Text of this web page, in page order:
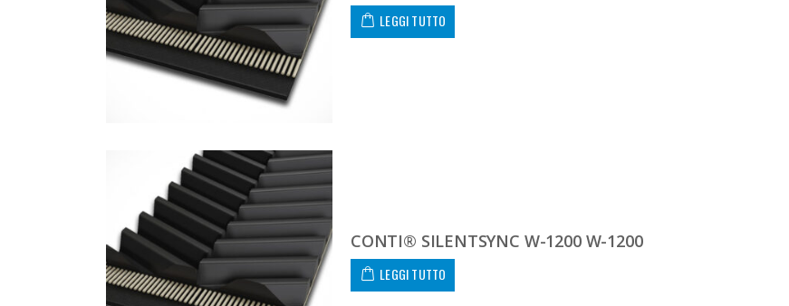
LEGGI TUTTO
CONTI® SILENTSYNC W-1200 W-1200
LEGGI TUTTO